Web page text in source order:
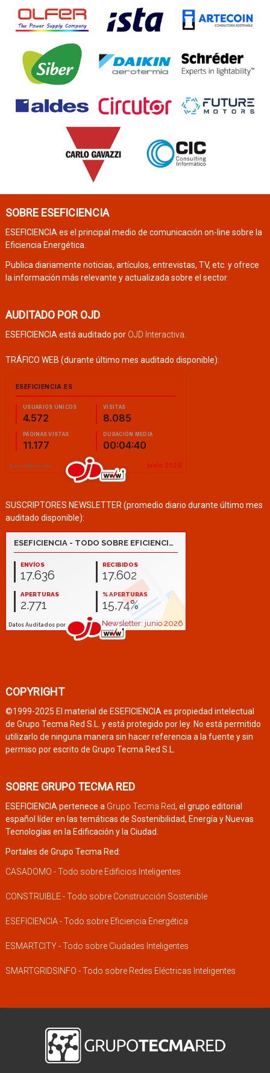
SOBRE ESEFICIENCIA
ESEFICIENCIA es el principal medio de comunicación on-line sobre la
Eficiencia Energética.
Publica diariamente noticias, artículos, entrevistas, TV, etc. y ofrece
la información más relevante y actualizada sobre el sector.
AUDITADO POR OJD
ESEFICIENCIA está auditado por OJD Interactiva
TRÁFICO WEB (durante último mes auditado disponible):
SUSCRIPTORES NEWSLETTER (promedio diario durante último mes
auditado disponible):
COPYRIGHT
©1999-2025 El material de ESEFICIENCIA es propiedad intelectual
de Grupo Tecma Red S.L. y está protegido por ley. No está permitido
utilizarlo de ninguna manera sin hacer referencia a la fuente y sin
permiso por escrito de Grupo Tecma Red S.L.
SOBRE GRUPO TECMA RED
ESEFICIENCIA pertenece a Grupo Tecma Red, el grupo editorial
español líder en las temáticas de Sostenibilidad, Energía y Nuevas
Tecnologías en la Edificación y la Ciudad.
Portales de Grupo Tecma Red:
CASADOMO - Todo sobre Edificios Inteligentes
CONSTRUIBLE - Todo sobre Construcción Sostenible
ESEFICIENCIA - Todo sobre Eficiencia Energética
ESMARTCITY - Todo sobre Ciudades Inteligentes
SMARTGRIDSINFO - Todo sobre Redes Eléctricas Inteligentes